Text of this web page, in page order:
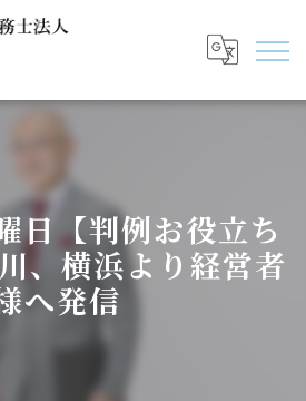
日【判例お役立ち
、横浜より経営者
へ発信